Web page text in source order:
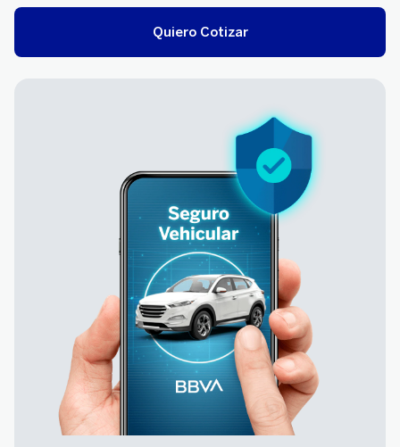
Quiero Cotizar